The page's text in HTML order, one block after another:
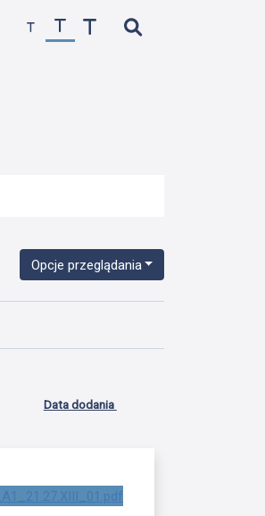
Opcje przeglądania
Data dodania